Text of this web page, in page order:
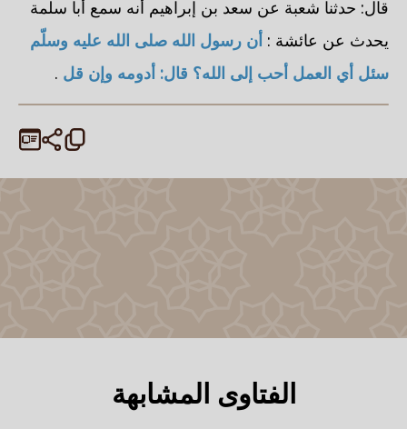
قال: حدثنا شعبة عن سعد بن إبراهيم أنه سمع أبا سلمة
يحدث عن عائشة : أن رسول الله صلى الله عليه وسلّم
سئل أي العمل أحب إلى الله؟ قال: أدومه وإن قل .
الفتاوى المشابهة